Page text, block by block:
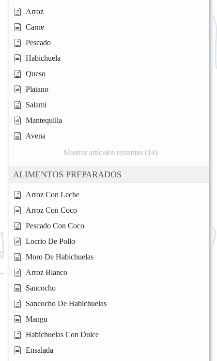
Arroz
Carne
Pescado
Habichuela
Queso
Platano
Salami
Mantequilla
Avena
Mostrar artículos restantes (14)
ALIMENTOS PREPARADOS
Arroz Con Leche
Arroz Con Coco
Pescado Con Coco
Locrio De Pollo
Moro De Habichuelas
Arroz Blanco
Sancocho
Sancocho De Habichuelas
Mangu
Habichuelas Con Dulce
Ensalada